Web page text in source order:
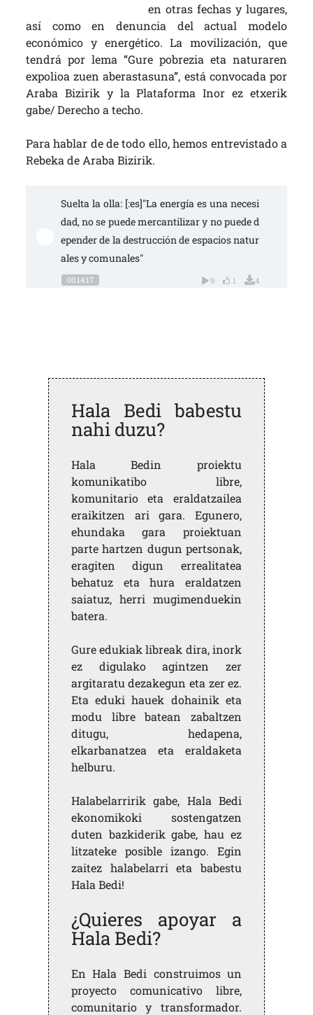
en otras fechas y lugares,
así como en denuncia del actual modelo
económico y energético. La movilización, que
tendrá por lema “Gure pobrezia eta naturaren
expolioa zuen aberastasuna”, está convocada por
Araba Bizirik y la Plataforma Inor ez etxerik
gabe/ Derecho a techo.
Para hablar de de todo ello, hemos entrevistado a
Rebeka de Araba Bizirik.
Suelta la olla: [:es]"La energía es una necesi
dad, no se puede mercantilizar y no puede d
epender de la destrucción de espacios natur
ales y comunales"
00:14:17 9 1 4
Hala Bedi babestu
nahi duzu?
Hala Bedin proiektu
komunikatibo libre,
komunitario eta eraldatzailea
eraikitzen ari gara. Egunero,
ehundaka gara proiektuan
parte hartzen dugun pertsonak,
eragiten digun errealitatea
behatuz eta hura eraldatzen
saiatuz, herri mugimenduekin
batera.
Gure edukiak libreak dira, inork
ez digulako agintzen zer
argitaratu dezakegun eta zer ez.
Eta eduki hauek dohainik eta
modu libre batean zabaltzen
ditugu, hedapena,
elkarbanatzea eta eraldaketa
helburu.
Halabelarririk gabe, Hala Bedi
ekonomikoki sostengatzen
duten bazkiderik gabe, hau ez
litzateke posible izango. Egin
zaitez halabelarri eta babestu
Hala Bedi!
¿Quieres apoyar a
Hala Bedi?
En Hala Bedi construimos un
proyecto comunicativo libre,
comunitario y transformador.